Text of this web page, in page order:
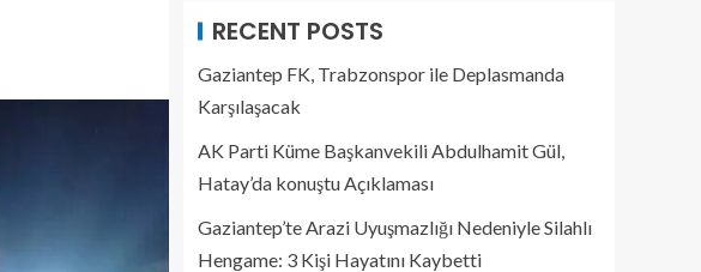
RECENT POSTS
Gaziantep FK, Trabzonspor ile Deplasmanda
Karşılaşacak
AK Parti Küme Başkanvekili Abdulhamit Gül,
Hatay’da konuştu Açıklaması
Gaziantep’te Arazi Uyuşmazlığı Nedeniyle Silahlı
Hengame: 3 Kişi Hayatını Kaybetti